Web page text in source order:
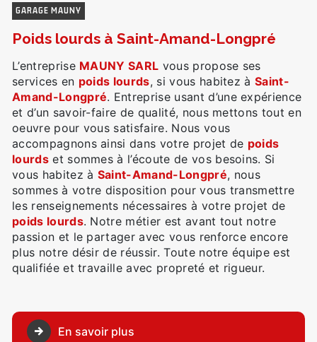
GARAGE MAUNY
poids lourds à Saint-Amand-Longpré
L’entreprise MAUNY SARL vous propose ses
services en poids lourds, si vous habitez àSaint-
Amand-Longpré. Entreprise usant d’une expérience
et d’un savoir-faire de qualité, nous mettons tout en
oeuvre pour vous satisfaire. Nous vous
accompagnons ainsi dans votre projet de poids
lourdset sommes à l’écoute de vos besoins. Si
vous habitez à Saint-Amand-Longpré, nous
sommes à votre disposition pour vous transmettre
les renseignements nécessaires à votre projet de
poids lourds. Notre métier est avant tout notre
passion et le partager avec vous renforce encore
plus notre désir de réussir. Toute notre équipe est
qualifiée et travaille avec propreté et rigueur.
En savoir plus